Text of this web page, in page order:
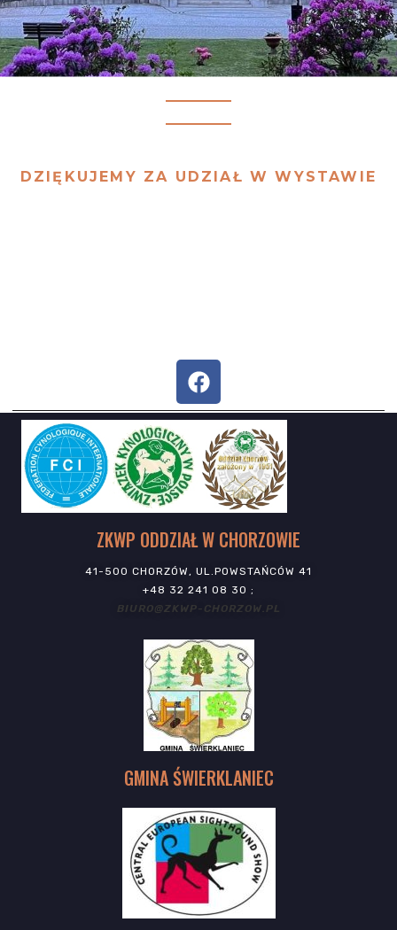
DZIĘKUJEMY ZA UDZIAŁ W WYSTAWIE
ZKWP ODDZIAŁ W CHORZOWIE
41-500 CHORZÓW, UL.POWSTAŃCÓW 41
+48 32 241 08 30 ;
BIURO@ZKWP-CHORZOW.PL
GMINA ŚWIERKLANIEC